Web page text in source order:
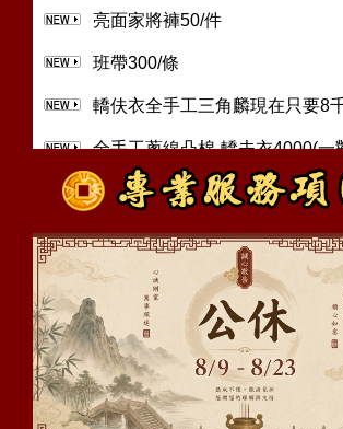
亮面家將褲50/件
班帶300/條
轎伕衣全手工三角麟現在只要8
全手工蔥線凸棉-轎夫衣4000(一
緹花布轎夫衣2500(一對.兩套)
小神將配件.出清價小神將帽出
將底座出清價900元.售完為止!
小短牙買十送十 官將獠牙螢光
武轎手工蠟燭十對500-三對200-
轎夫-童子頭 /個/1000
劍印童子頭.活眼 /個/1000